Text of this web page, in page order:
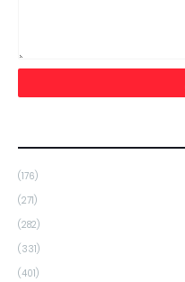
(176)
(271)
(282)
(331)
(401)